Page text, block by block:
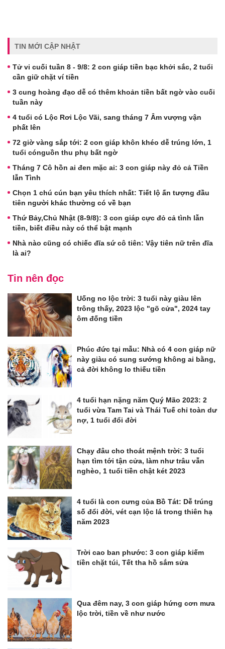
TIN MỚI CẬP NHẬT
Tử vi cuối tuần 8 - 9/8: 2 con giáp tiền bạc khởi sắc, 2 tuổi
cần giữ chặt ví tiền
3 cung hoàng đạo dễ có thêm khoản tiền bất ngờ vào cuối
tuần này
4 tuổi có Lộc Rơi Lộc Vãi, sang tháng 7 Âm vượng vận
phất lên
72 giờ vàng sắp tới: 2 con giáp khôn khéo dễ trúng lớn, 1
tuổi cónguồn thu phụ bất ngờ
Tháng 7 Cô hồn ai đen mặc ai: 3 con giáp này đỏ cả Tiền
lẫn Tình
Chọn 1 chú cún bạn yêu thích nhất: Tiết lộ ấn tượng đầu
tiên người khác thường có về bạn
Thứ Bảy,Chủ Nhật (8-9/8): 3 con giáp cực đỏ cả tình lẫn
tiền, biết điều này có thể bật mạnh
Nhà nào cũng có chiếc đĩa sứ cô tiên: Vậy tiên nữ trên đĩa
là ai?
Tin nên đọc
Uống no lộc trời: 3 tuổi này giàu lên
trông thấy, 2023 lộc "gõ cửa", 2024 tay
ôm đống tiền
Phúc đức tại mẫu: Nhà có 4 con giáp nữ
này giàu có sung sướng không ai bằng,
cả đời không lo thiếu tiền
4 tuổi hạn nặng năm Quý Mão 2023: 2
tuổi vừa Tam Tai và Thái Tuế chỉ toàn dư
nợ, 1 tuổi đổi đời
Chạy đâu cho thoát mệnh trời: 3 tuổi
hạn tìm tới tận cửa, làm như trâu vẫn
nghèo, 1 tuổi tiền chật két 2023
4 tuổi là con cưng của Bồ Tát: Dễ trúng
số đổi đời, vét cạn lộc lá trong thiên hạ
năm 2023
Trời cao ban phước: 3 con giáp kiếm
tiền chặt túi, Tết tha hồ sắm sửa
Qua đêm nay, 3 con giáp hứng cơn mưa
lộc trời, tiền về như nước